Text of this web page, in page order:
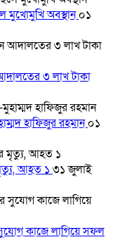
মুখোমুখি অবস্থান০১
৩ লাখ টাকা
হাফিজুর রহমান০১
আহত ১ ৩১ জুলাই
কাজে লাগিয়ে সফল